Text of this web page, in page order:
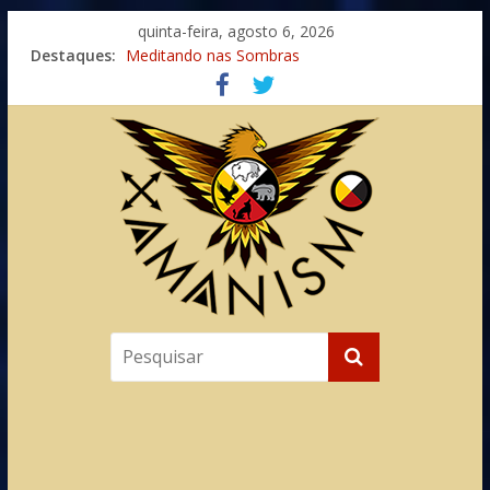
quinta-feira, agosto 6, 2026
Destaques:
Imaginação na Cura
Meditando nas Sombras
Autosuficiência: A Jornada do Espírito Ancestral
Xamanismo Universal
Totens – Caminho Espiritual – Crescimento